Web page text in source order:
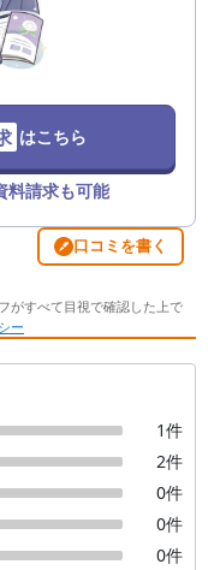
はこちら
料請求も可能
口コミを書く
がすべて目視で確認した上で
ー
1件
2件
0件
0件
0件